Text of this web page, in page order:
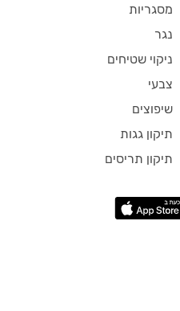
מסגריות
נגר
ניקוי שטיחים
צבעי
שיפוצים
תיקון גגות
תיקון תריסים